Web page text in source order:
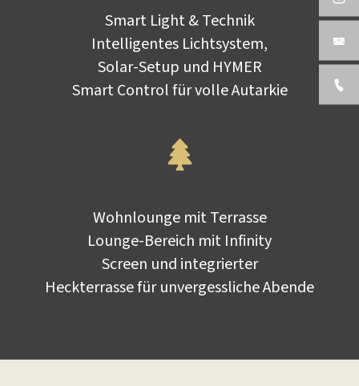
Smart Light & Technik
Intelligentes Lichtsystem,
Solar-Setup und HYMER
Smart Control für volle Autarkie
Wohnlounge mit Terrasse
Lounge-Bereich mit Infinity
Screen und integrierter
Heckterrasse für unvergessliche Abende